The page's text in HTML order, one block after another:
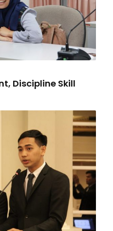
Discipline Skill